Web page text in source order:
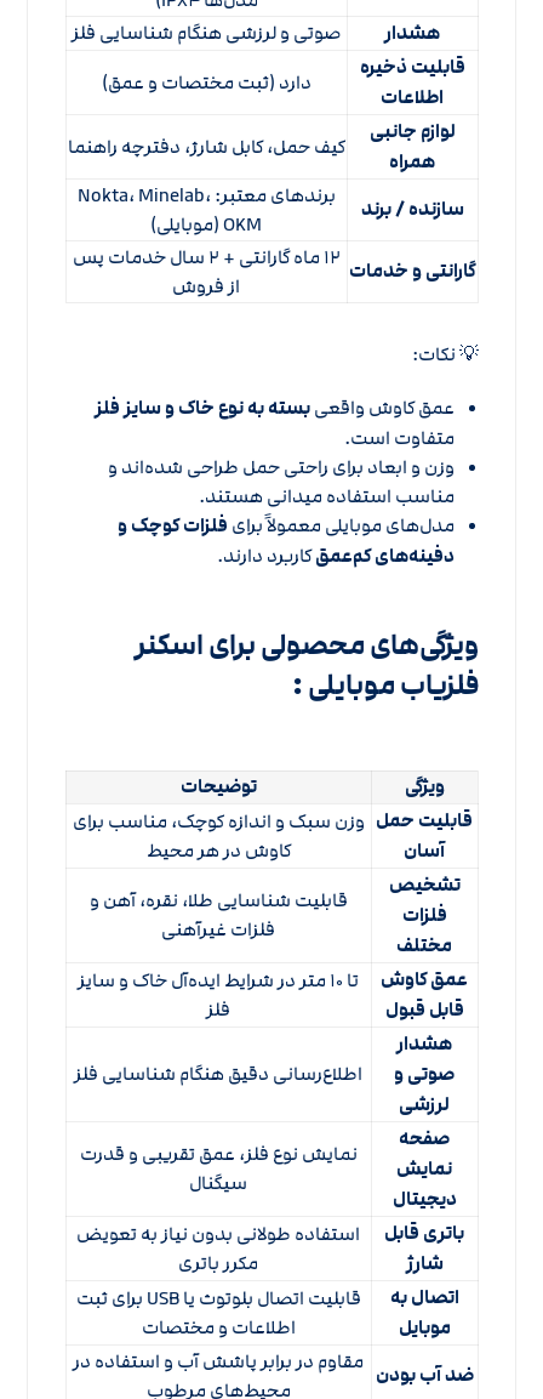
هشدار صوتی و لرزشی هنگام شناسایی فلز
قابلیت ذخیره
اطلاعات
دارد (ثبت مختصات و عمق)
لوازم جانبی
همراه
کیف حمل، کابل شارژ، دفترچه راهنما
سازنده / برند
برندهای معتبر: Nokta، Minelab،
OKM (موبایلی)
گارانتی و خدمات
۱۲ ماه گارانتی + ۲ سال خدمات پس
از فروش
💡 نکات:
عمق کاوش واقعیبسته به نوع خاک و سایز فلز
متفاوت است.
وزن و ابعاد برای راحتی حمل طراحی شده‌اند و
مناسب استفاده میدانی هستند.
مدل‌های موبایلی معمولاً برای فلزات کوچک و
دفینه‌های کم‌عمقکاربرد دارند.
ویژگی‌های محصولی برای اسکنر
فلزیاب موبایلی:
ویژگی
توضیحات
قابلیت حمل
آسان
وزن سبک و اندازه کوچک، مناسب برای
کاوش در هر محیط
تشخیص
فلزات
مختلف
قابلیت شناسایی طلا، نقره، آهن و
فلزات غیرآهنی
عمق کاوش
قابل قبول
تا ۱۰ متر در شرایط ایده‌آل خاک و سایز
فلز
هشدار
صوتی و
لرزشی
اطلاع‌رسانی دقیق هنگام شناسایی فلز
صفحه
نمایش
دیجیتال
نمایش نوع فلز، عمق تقریبی و قدرت
سیگنال
باتری قابل
شارژ
استفاده طولانی بدون نیاز به تعویض
مکرر باتری
اتصال به
موبایل
قابلیت اتصال بلوتوث یا USB برای ثبت
اطلاعات و مختصات
ضد آب بودن مقاوم در برابر پاشش آب و استفاده در
محیط‌های مرطوب